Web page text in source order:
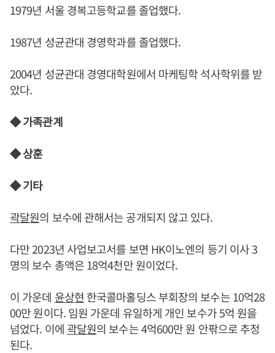
1979년 서울 경복고등학교를 졸업했다.
1987년 성균관대 경영학과를 졸업했다.
2004년 성균관대 경영대학원에서 마케팅학 석사학위를 받
았다.
◆ 가족관계
◆ 상훈
◆ 기타
곽달원의 보수에 관해서는 공개되지 않고 있다.
다만 2023년 사업보고서를 보면 HK이노엔의 등기 이사 3
명의 보수 총액은 18억4천만 원이었다.
이 가운데 윤상현 한국콜마홀딩스 부회장의 보수는 10억28
00만 원이다. 임원 가운데 유일하게 개인 보수가 5억 원을
넘었다. 이에곽달원의 보수는 4억600만 원 안팎으로 추정
된다.